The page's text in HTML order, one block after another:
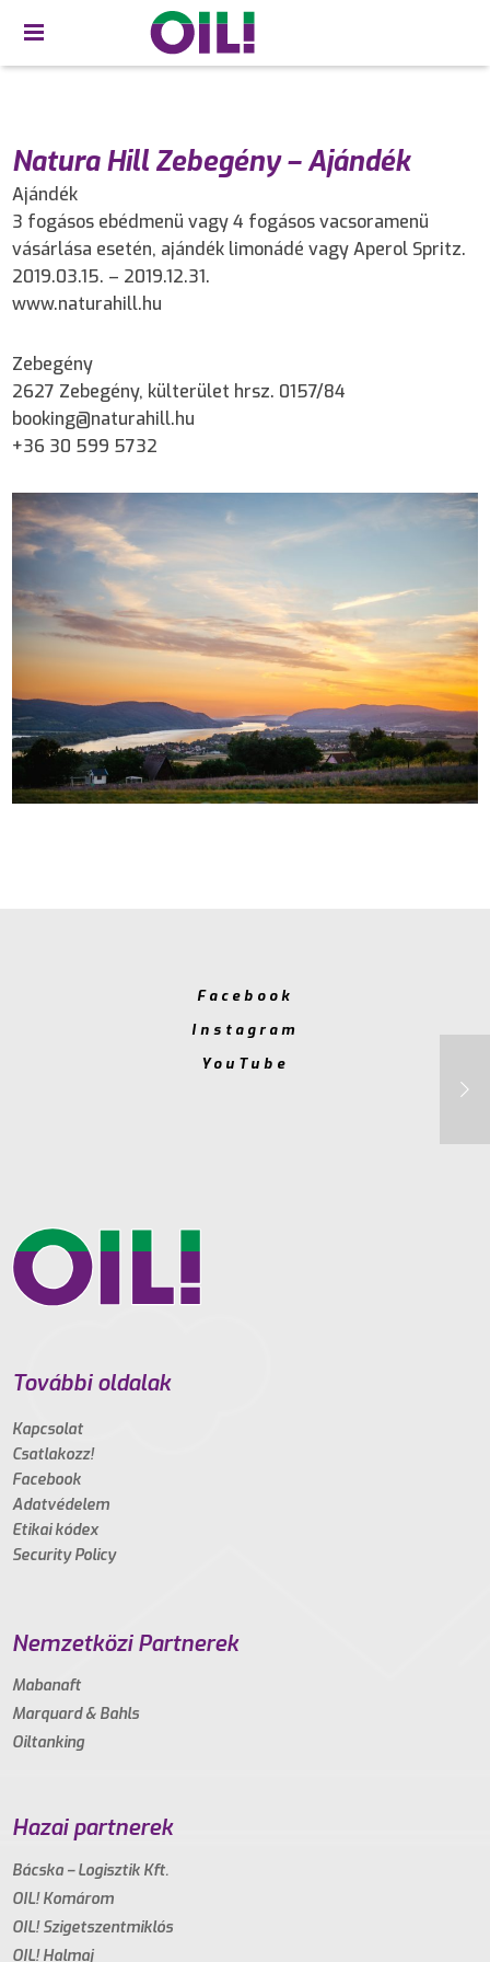
Natura Hill Zebegény – Ajándék
Ajándék
3 fogásos ebédmenü vagy 4 fogásos vacsoramenü
vásárlása esetén, ajándék limonádé vagy Aperol Spritz.
2019.03.15. – 2019.12.31.
www.naturahill.hu
Zebegény
2627 Zebegény, külterület hrsz. 0157/84
booking@naturahill.hu
+36 30 599 5732
Facebook
Instagram
YouTube
További oldalak
Kapcsolat
Csatlakozz!
Facebook
Adatvédelem
Etikai kódex
Security Policy
Nemzetközi Partnerek
Mabanaft
Marquard & Bahls
Oiltanking
Hazai partnerek
Bácska – Logisztik Kft.
OIL! Komárom
OIL! Szigetszentmiklós
OIL! Halmaj